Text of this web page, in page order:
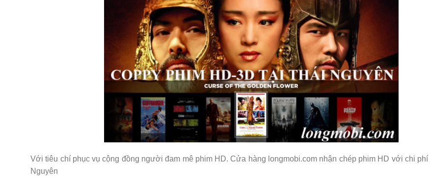
Với tiêu chí phục vụ cộng đồng người đam mê phim HD. Cửa hàng longmobi.com nhận chép phim HD với chi phí
Nguyên